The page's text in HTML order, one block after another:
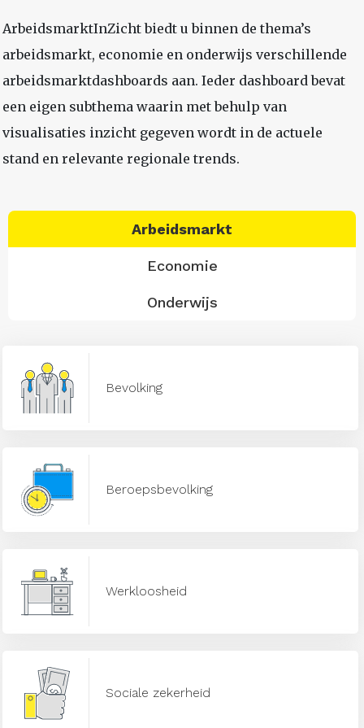
ArbeidsmarktInZicht biedt u binnen de thema’s
arbeidsmarkt, economie en onderwijs verschillende
arbeidsmarktdashboards aan. Ieder dashboard bevat
een eigen subthema waarin met behulp van
visualisaties inzicht gegeven wordt in de actuele
stand en relevante regionale trends.
Arbeidsmarkt
Economie
Onderwijs
Bevolking
Beroepsbevolking
Werkloosheid
Sociale zekerheid